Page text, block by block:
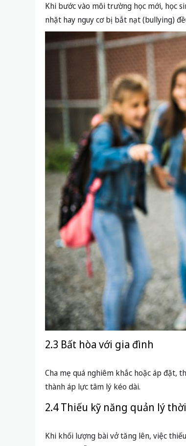
Khi bước vào môi trường học mới, học
nhặt hay nguy cơ bị bắt nạt (bullying)
2.3 Bất hòa với gia đình
Cha mẹ quá nghiêm khắc hoặc áp đặt,
thành áp lực tâm lý kéo dài.
2.4 Thiếu kỹ năng quản lý
Khi khối lượng bài vở tăng lên, việc